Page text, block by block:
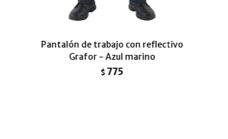
Pantalón de trabajo con reflectivo
Grafor - Azul marino
$ 775